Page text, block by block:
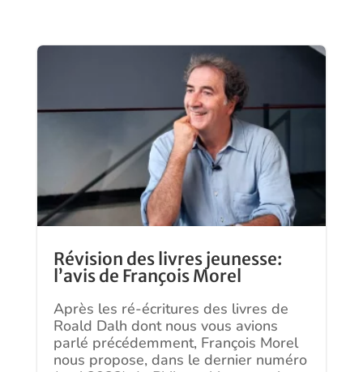
Révision des livres jeunesse:
l’avis de François Morel
Après les ré-écritures des livres de
Roald Dalh dont nous vous avions
parlé précédemment, François Morel
nous propose, dans le dernier numéro